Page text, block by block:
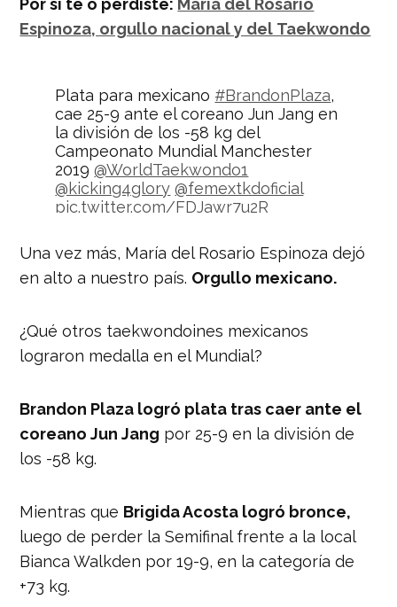
Espinoza, orgullo nacional y del Taekwondo
Plata para mexicano #BrandonPlaza,
cae 25-9 ante el coreano Jun Jang en
la división de los -58 kg del
Campeonato Mundial Manchester
2019@WorldTaekwondo1
@kicking4glory @femextkdoficial
pic.twitter.com/FDJawr7u2R
(@COM_Mexico)16 de mayo de 2019
Una vez más, María del Rosario Espinoza dejó
en alto a nuestro país. Orgullo mexicano.
¿Qué otros taekwondoines mexicanos
lograron medalla en el Mundial?
Brandon Plaza logró plata tras caer ante el
coreano Jun Jang por 25-9 en la división de
los -58 kg.
Mientras que Brigida Acosta logró bronce,
luego de perder la Semifinal frente a la local
Bianca Walkden por 19-9, en la categoría de
+73 kg.